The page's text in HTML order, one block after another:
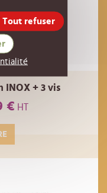
INOX + 3 vis
€ HT
Tout refuser